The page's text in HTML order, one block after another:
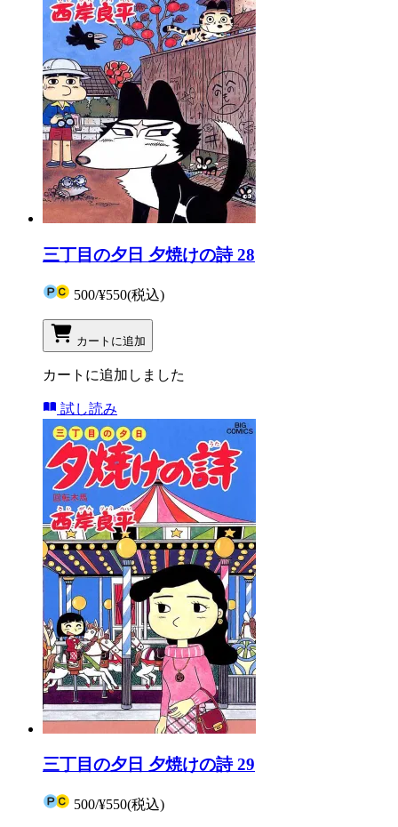
三丁目の夕日 夕焼けの詩 28
500/¥550(税込)
カートに追加
カートに追加しました
試し読み
三丁目の夕日 夕焼けの詩 29
500/¥550(税込)